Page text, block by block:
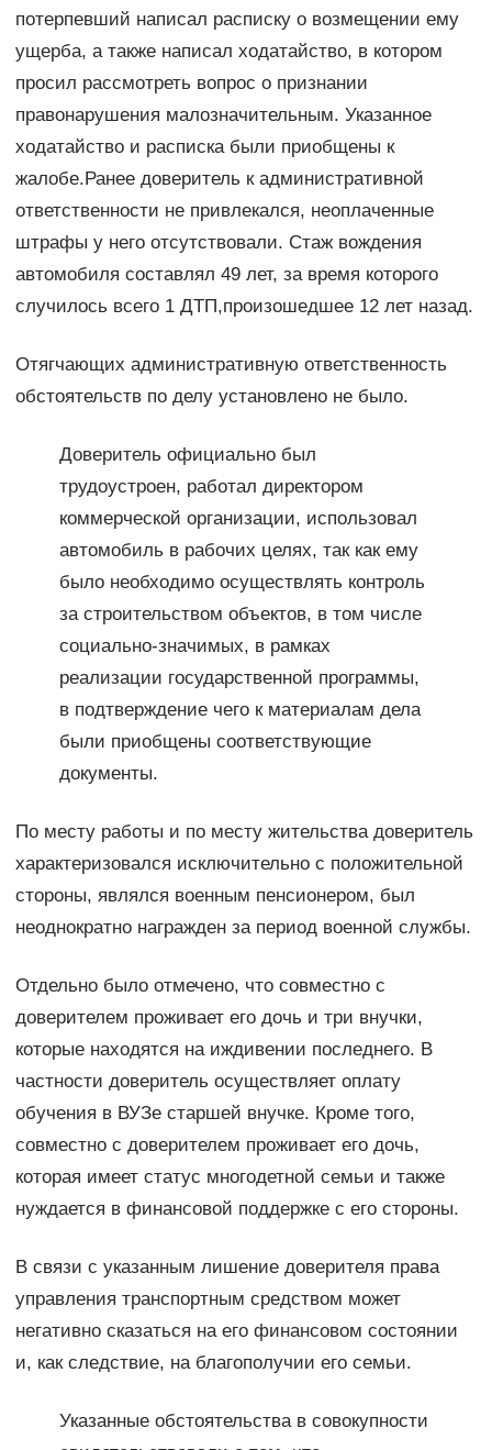
потерпевший написал расписку о возмещении ему
ущерба, а также написал ходатайство, в котором
просил рассмотреть вопрос о признании
правонарушения малозначительным. Указанное
ходатайство и расписка были приобщены к
жалобе.Ранее доверитель к административной
ответственности не привлекался, неоплаченные
штрафы у него отсутствовали. Стаж вождения
автомобиля составлял 49 лет, за время которого
случилось всего 1 ДТП,произошедшее 12 лет назад.
Отягчающих административную ответственность
обстоятельств по делу установлено не было.
Доверитель официально был
трудоустроен, работал директором
коммерческой организации, использовал
автомобиль в рабочих целях, так как ему
было необходимо осуществлять контроль
за строительством объектов, в том числе
социально-значимых, в рамках
реализации государственной программы,
в подтверждение чего к материалам дела
были приобщены соответствующие
документы.
По месту работы и по месту жительства доверитель
характеризовался исключительно с положительной
стороны, являлся военным пенсионером, был
неоднократно награжден за период военной службы.
Отдельно было отмечено, что совместно с
доверителем проживает его дочь и три внучки,
которые находятся на иждивении последнего. В
частности доверитель осуществляет оплату
обучения в ВУЗе старшей внучке. Кроме того,
совместно с доверителем проживает его дочь,
которая имеет статус многодетной семьи и также
нуждается в финансовой поддержке с его стороны.
В связи с указанным лишение доверителя права
управления транспортным средством может
негативно сказаться на его финансовом состоянии
и, как следствие, на благополучии его семьи.
Указанные обстоятельства в совокупности